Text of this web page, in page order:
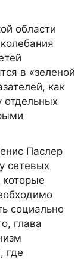
области
в «зеленой
как
отдельных
Паслер
сетевых
социально
глава
где